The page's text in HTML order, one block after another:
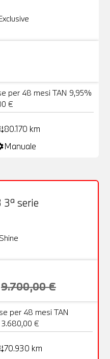
per 48 mesi TAN 9,95%
€
80.170 km
Manuale
3ª serie
9.700,00 €
per 48 mesi TAN
3.680,00 €
70.930 km